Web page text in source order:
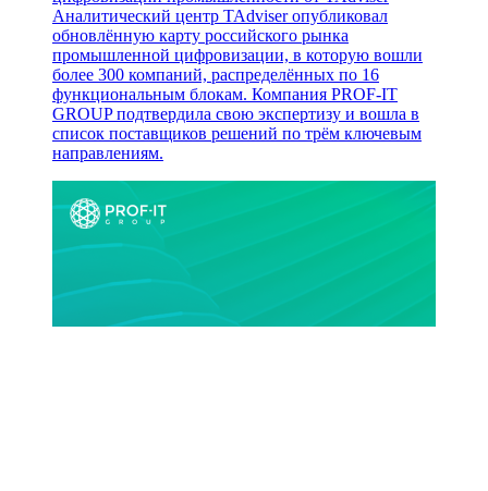
Аналитический центр TAdviser опубликовал
обновлённую карту российского рынка
промышленной цифровизации, в которую вошли
более 300 компаний, распределённых по 16
функциональным блокам. Компания PROF-IT
GROUP подтвердила свою экспертизу и вошла в
список поставщиков решений по трём ключевым
направлениям.